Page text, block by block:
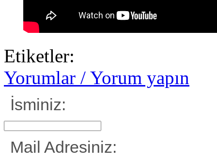
Etiketler:
Yorumlar / Yorum yapın
İsminiz:
Mail Adresiniz: